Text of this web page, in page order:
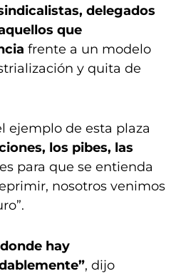
delegados
que
frente a un modelo
y quita de
ejemplo de esta plaza
los pibes, las
es para que se entienda
nosotros venimos
hay
, dijo